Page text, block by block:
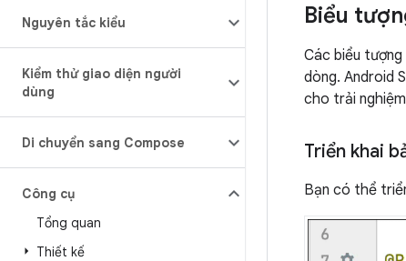
Nguyên tắc kiểu
Kiểm thử giao diện người
dùng
Di chuyển sang Compose
Công cụ
Tổng quan
Thiết kế
Biểu
Các biểu
dòng. Android
cho trải
Triển khai
Bạn có thể